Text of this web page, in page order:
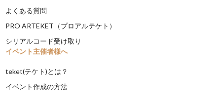
よくある質問
PRO ARTEKET（プロアルテケト）
シリアルコード受け取り
イベント主催者様へ
teket(テケト)とは？
イベント作成の方法